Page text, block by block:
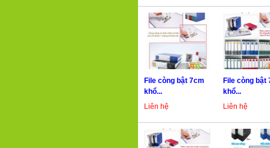
File còng bật 7cm
khổ...
Liên hệ
File còng bật
khổ...
Liên hệ